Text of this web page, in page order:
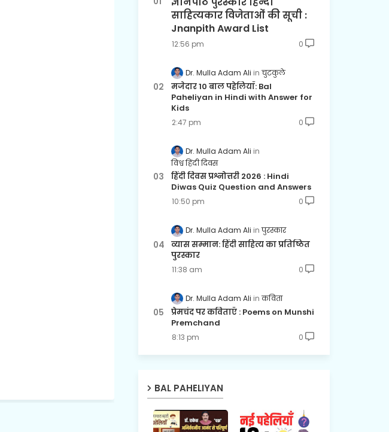
साहित्यकार विजेताओं की सूची :
Jnanpith Award List
12:56 pm 0
Dr. Mulla Adam Ali चुटकुले
मजेदार 10 बाल पहेलियाँ: Bal
Paheliyan in Hindi with Answer for
Kids
2:47 pm 0
Dr. Mulla Adam Ali
विश्व हिंदी दिवस
हिंदी दिवस प्रश्नोत्तरी 2026 : Hindi
Diwas Quiz Question and Answers
10:50 pm 0
Dr. Mulla Adam Ali पुरस्कार
व्यास सम्मान: हिंदी साहित्य का प्रतिष्ठित
पुरस्कार
11:38 am 0
Dr. Mulla Adam Ali कविता
प्रेमचंद पर कविताएँ : Poems on Munshi
Premchand
8:13 pm 0
BAL PAHELIYAN